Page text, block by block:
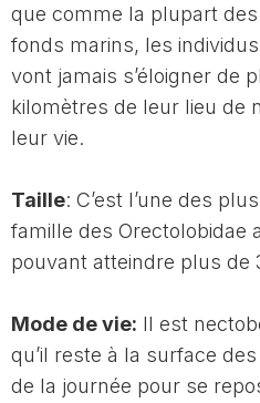
que comme la plupart
fonds marins, les
vont jamais s’éloigner de
kilomètres de leur lieu de
leur vie.
Taille: C’est l’une des
famille des Orectolobidae
pouvant atteindre plus de
Mode de vie: Il est
qu’il reste à la surface
de la journée pour se